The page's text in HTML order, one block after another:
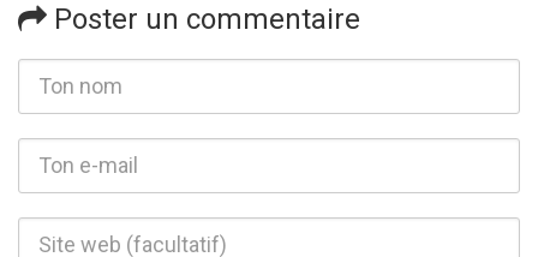
Poster un commentaire